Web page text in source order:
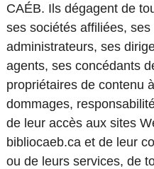
CAÉB. Ils dégagent de
ses sociétés affiliées,
administrateurs, ses
agents, ses concédants
propriétaires de contenu
dommages,
de leur accès aux sites
bibliocaeb.ca et de leur
ou de leurs services, de